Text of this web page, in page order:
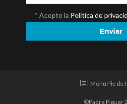
* Acepto la Política de
Menú Pie de
©Padre Piquer